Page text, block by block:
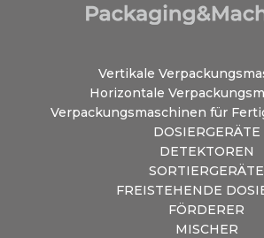
Vertikale
Horizontale
Verpackungsmaschinen für
DOSIERGERÄTE
DETEKTOREN
SORTIERGERÄTE
FREISTEHENDE
FÖRDERER
MISCHER